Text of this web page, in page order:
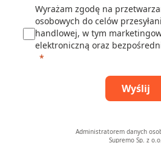
Wyrażam zgodę na
osobowych do celów
handlowej, w tym
elektroniczną oraz
Wyślij
Administratorem danych
Supremo Sp. z o.o.